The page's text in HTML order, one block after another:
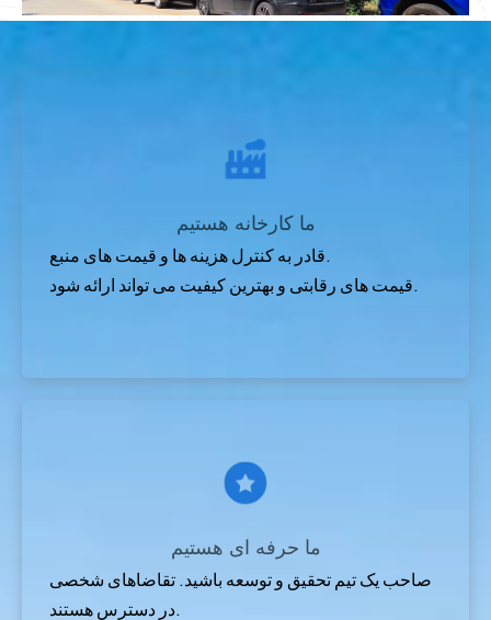
ما کارخانه هستیم
قادر به کنترل هزینه ها و قیمت های منبع.
قیمت های رقابتی و بهترین کیفیت می تواند ارائه شود.
ما حرفه ای هستیم
صاحب یک تیم تحقیق و توسعه باشید. تقاضاهای شخصی
در دسترس هستند.